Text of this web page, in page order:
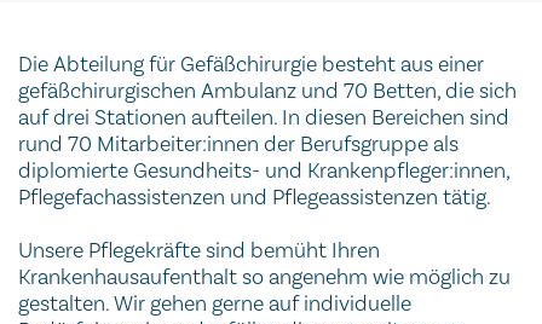
Die Abteilung für Gefäßchirurgie besteht aus einer
gefäßchirurgischen Ambulanz und 70 Betten, die sich
auf drei Stationen aufteilen. In diesen Bereichen sind
rund 70 Mitarbeiter:innen der Berufsgruppe als
diplomierte Gesundheits- und Krankenpfleger:innen,
Pflegefachassistenzen und Pflegeassistenzen tätig.
Unsere Pflegekräfte sind bemüht Ihren
Krankenhausaufenthalt so angenehm wie möglich zu
gestalten. Wir gehen gerne auf individuelle